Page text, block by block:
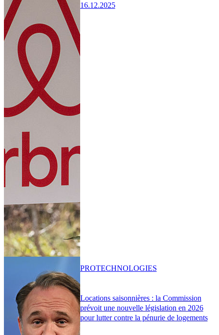
16.12.2025
Locations saisonnières : la Commission
prévoit une nouvelle législation en 2026
pour lutter contre la pénurie de logements
PROTECHNOLOGIES